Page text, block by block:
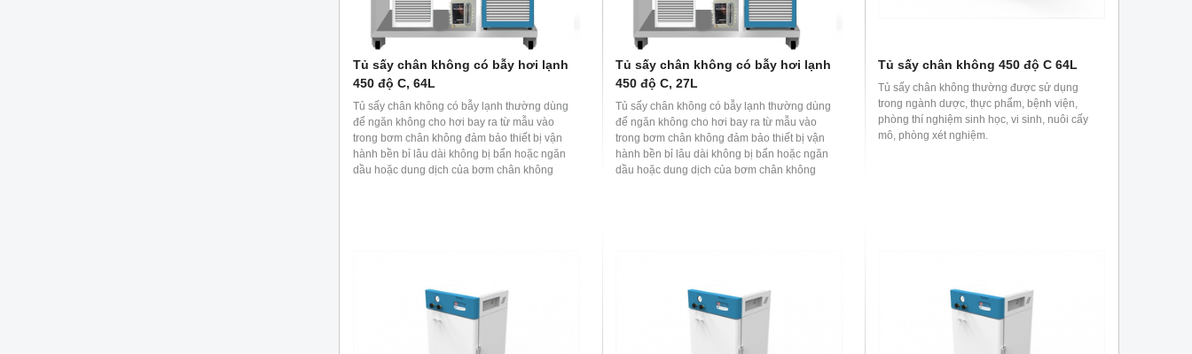
Tủ sấy chân không có bẫy hơi lạnh
450 độ C, 64L
Tủ sấy chân không có bẫy lạnh thường dùng
để ngăn không cho hơi bay ra từ mẫu vào
trong bơm chân không đảm bảo thiết bị vận
hành bền bỉ lâu dài không bị bẩn hoặc ngăn
dầu hoặc dung dịch của bơm chân không
Tủ sấy chân không có bẫy hơi lạnh
450 độ C, 27L
Tủ sấy chân không có bẫy lạnh thường dùng
để ngăn không cho hơi bay ra từ mẫu vào
trong bơm chân không đảm bảo thiết bị vận
hành bền bỉ lâu dài không bị bẩn hoặc ngăn
dầu hoặc dung dịch của bơm chân không
Tủ sấy chân không 450 độ C 64L
Tủ sấy chân không thường được sử dụng
trong ngành dược, thực phẩm, bệnh viện,
phòng thí nghiệm sinh học, vi sinh, nuôi cấy
mô, phòng xét nghiệm.